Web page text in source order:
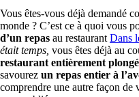
Vous êtes-vous déjà demandé
monde ? C’est ce à quoi vous
d’un repas au restaurant Dans
était temps, vous êtes déjà au
restaurant entièrement
savourez un repas entier à
comprendre une autre façon de